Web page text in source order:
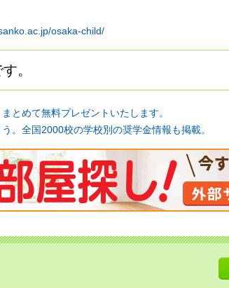
osaka-child/
。
とめて無料プレゼントいたします。
。全国2000校の学校別の奨学金情報も掲載。